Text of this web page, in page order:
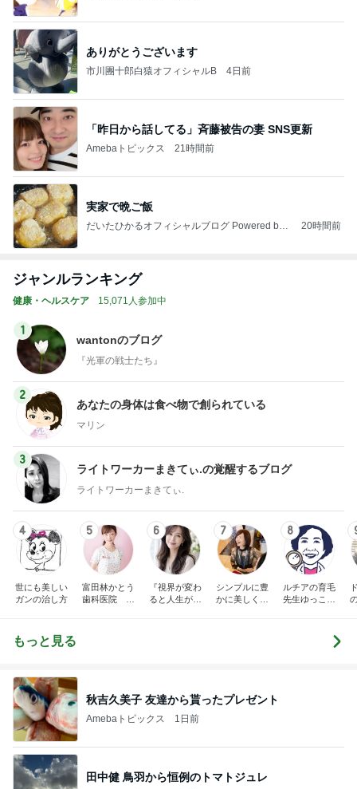
ありがとうございます
市川團十郎白猿オフィシャルB 4日前
「昨日から話してる」斉藤被告の妻 SNS更新
Amebaトピックス 21時間前
実家で晩ご飯
だいたひかるオフィシャルブログ Powered by
20時間前
ジャンルランキング
健康・ヘルスケア 15,071人参加中
1
wantonのブログ
『光軍の戦士たち』
2
あなたの身体は食べ物で創られている
マリン
3
ライトワーカーまきてぃ.の覚醒するブログ
ライトワーカーまきてぃ.
4
世にも美しい
ガンの治し方
5
富田林かとう
歯科医院 み
6
『視界が変わ
ると人生が変
7
シンプルに豊
かに美しく自
8
ルチアの育毛
先生ゆっこち
もっと見る
秋吉久美子 友達から貰ったプレゼント
Amebaトピックス 1日前
田中健 鳥羽から恒例のトマトジュレ